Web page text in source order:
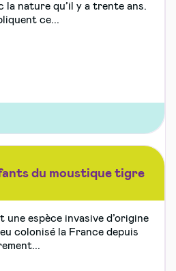
la nature qu’il y a trente ans.
ce...
du moustique tigre
espèce invasive d’origine
colonisé la France depuis